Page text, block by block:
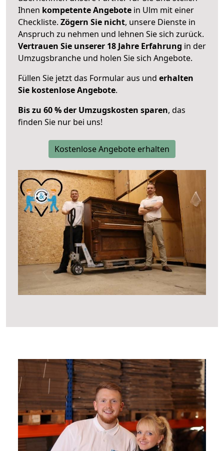
Ihnen kompetente Angebote in Ulm mit einer
Checkliste. Zögern Sie nicht, unsere Dienste in
Anspruch zu nehmen und lehnen Sie sich zurück.
Vertrauen Sie unserer 18 Jahre Erfahrung in der
Umzugsbranche und holen Sie sich Angebote.
Füllen Sie jetzt das Formular aus und erhalten
Sie kostenlose Angebote.
Bis zu 60 % der Umzugskosten sparen, das
finden Sie nur bei uns!
Kostenlose Angebote erhalten